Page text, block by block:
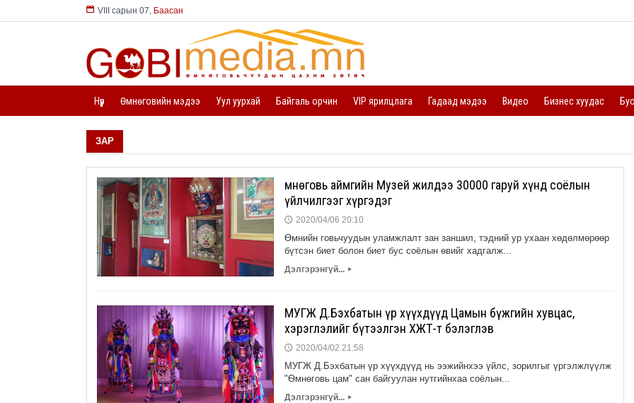
📅 VIII сарын 07, Баасан
Нүүр Өмнөговийн мэдээ Уул уурхай Байгаль орчин VIP ярилцлага Гадаад мэдээ Видео Бизнес хуудас
ЗАР
Өмнөговь аймгийн Музей жилдээ 30000 гаруй хүнд соёлын
үйлчилгээг хүргэдэг
🕔 2020/04/06 20:10
Өмнийн говьчуудын уламжлалт зан заншил, тэдний ур ухаан хөдөлмөрөөр
бүтсэн биет болон биет бус соёлын өвийг хадгалж...
Дэлгэрэнгүй... ▸
МУГЖ Д.Бэхбатын үр хүүхдүүд Цамын бүжгийн хувцас,
хэрэглэлийг бүтээлгэн ХЖТ-т бэлэглэв
🕔 2020/04/02 21:58
МУГЖ Д.Бэхбатын үр хүүхдүүд нь ээжийнхээ үйлс, зорилгыг үргэлжлүүлж
"Ѳмнѳговь цам" сан байгуулан нутгийнхаа соёлын...
Дэлгэрэнгүй... ▸